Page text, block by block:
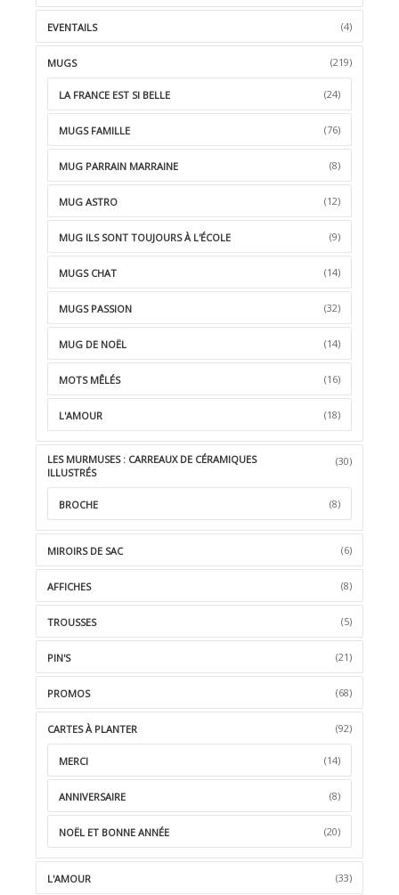
EVENTAILS (4)
MUGS (219)
LA FRANCE EST SI BELLE (24)
MUGS FAMILLE (76)
MUG PARRAIN MARRAINE (8)
MUG ASTRO (12)
MUG ILS SONT TOUJOURS À L'ÉCOLE (9)
MUGS CHAT (14)
MUGS PASSION (32)
MUG DE NOËL (14)
MOTS MÊLÉS (16)
L'AMOUR (18)
LES MURMUSES : CARREAUX DE CÉRAMIQUES
ILLUSTRÉS
(30)
BROCHE (8)
MIROIRS DE SAC (6)
AFFICHES (8)
TROUSSES (5)
PIN'S (21)
PROMOS (68)
CARTES À PLANTER (92)
MERCI (14)
ANNIVERSAIRE (8)
NOËL ET BONNE ANNÉE (20)
L'AMOUR (33)